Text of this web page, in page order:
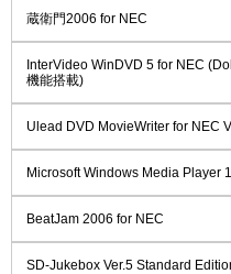
蔵衛門2006 for NEC
InterVideo WinDVD 5 for NEC
機能搭載)
Ulead DVD MovieWriter for NEC
Microsoft Windows Media Player
BeatJam 2006 for NEC
SD-Jukebox Ver.5 Standard